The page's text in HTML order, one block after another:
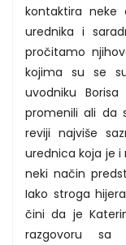
kontaktira neke
urednika i
pročitamo
kojima su se
uvodniku
promenili ali da
reviji najviše
urednica koja je i
neki način
Iako stroga
čini da je
razgovoru sa